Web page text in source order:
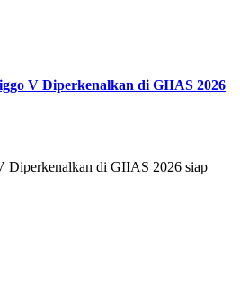
V Diperkenalkan di GIIAS 2026
Diperkenalkan di GIIAS 2026 siap